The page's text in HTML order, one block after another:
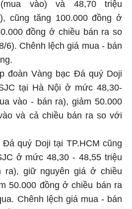
vào) và 48,70 triệu
cũng tăng 100.000 đồng ở
đồng ở chiều bán ra so
6). Chênh lệch giá mua - bán
đoàn Vàng bạc Đá quý Doji
tại Hà Nội ở mức 48,30-
vào - bán ra), giảm 50.000
và cả chiều bán ra so với
Đá quý Doji tại TP.HCM cũng
ở mức 48,30 - 48,55 triệu
ra), giữ nguyên giá ở chiều
50.000 đồng ở chiều bán ra
Chênh lệch giá mua - bán